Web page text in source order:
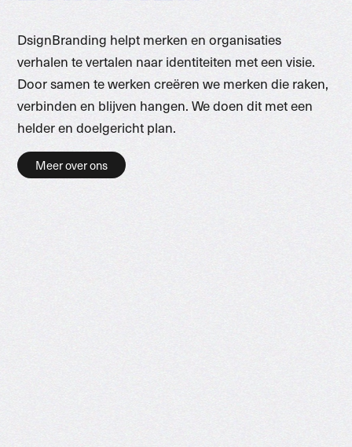
DsignBranding helpt merken en organisaties
verhalen te vertalen naar identiteiten met een visie.
Door samen te werken creëren we merken die raken,
verbinden en blijven hangen. We doen dit met een
helder en doelgericht plan.
Meer over ons